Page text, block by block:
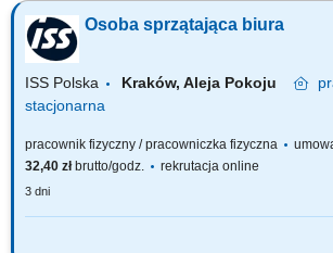
porządkowe zlecone przez przełożonego;
Osoba sprzątająca biura
ISS Polska Kraków, Aleja Pokoju
stacjonarna
pracownik fizyczny / pracowniczka fizyczna
32,40 złbrutto/godz. rekrutacja online
3 dni